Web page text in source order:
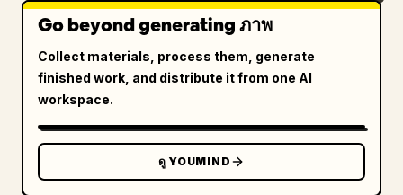
Go beyond generating ภาพ
Collect materials, process them, generate
finished work, and distribute it from one AI
workspace.
ดู YOUMIND